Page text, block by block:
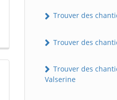
Trouver des
Trouver des
Trouver des
Valserine